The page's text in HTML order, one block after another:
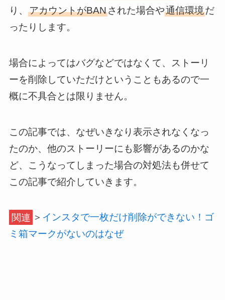
り、 アカウントがBANされた場合や通信環境だ
ったりします。
場合によってはバグなどではなくて、ストーリ
ーを削除していただけということもあるので一
概に不具合とは限りません。
この記事では、なぜいきなり表示されなくなっ
たのか、他のストーリーにも影響があるのかな
ど、こうなってしまった場合の対処法も併せて
この記事で紹介していきます。
関連 ＞ インスタで一枚だけ削除ができない！ゴ
ミ箱マークがないのはなぜ